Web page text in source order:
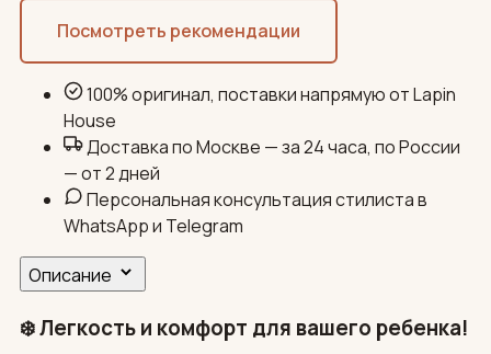
Посмотреть рекомендации
100% оригинал, поставки напрямую от Lapin
House
Доставка по Москве — за 24 часа, по России
— от 2 дней
Персональная консультация стилиста в
WhatsApp и Telegram
Описание
❄️ Легкость и комфорт для вашего ребенка!